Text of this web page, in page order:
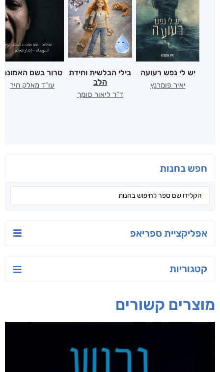
חפש בחנות
אפליקציית ספריאפ
קטגוריות
יש לי נפש רעועה
יאיר פומרנץ
בילי הבלשית וחידת
הלב
ד"ר ליאור סומך
טרור בשם האמונה
עו"ד מאלק חיר
מוצרים קשורים